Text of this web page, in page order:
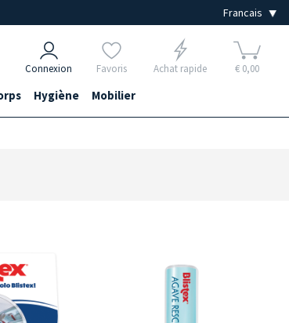
Connexion Favoris Achat rapide € 0,00
Hygiène Mobilier